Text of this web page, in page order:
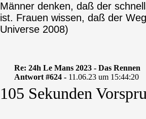
Männer denken, daß der
ist. Frauen wissen, daß der
Universe 2008)
Re: 24h Le Mans 2023 - Das Rennen
Antwort #624 - 11.06.23 um 15:44:20
105 Sekunden